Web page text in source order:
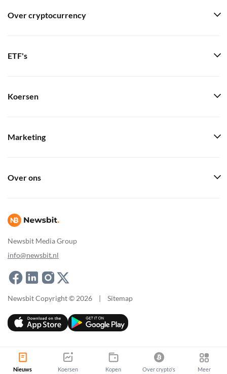
Newsbit Media Group
info@newsbit.nl
Over cryptocurrency
ETF's
Koersen
Marketing
Over ons
Newsbit Copyright © 2026 | Sitemap
Nieuws Koersen Kopen Over crypto's Meer